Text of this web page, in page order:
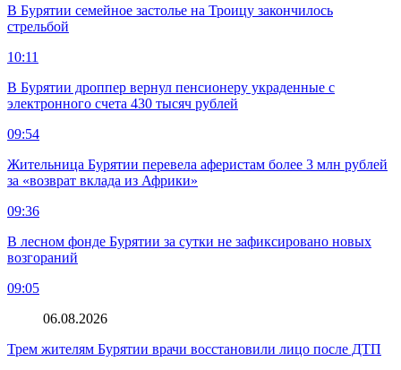
В Бурятии семейное застолье на Троицу закончилось
стрельбой
10:11
В Бурятии дроппер вернул пенсионеру украденные с
электронного счета 430 тысяч рублей
09:54
Жительница Бурятии перевела аферистам более 3 млн рублей
за «возврат вклада из Африки»
09:36
В лесном фонде Бурятии за сутки не зафиксировано новых
возгораний
09:05
06.08.2026
Трем жителям Бурятии врачи восстановили лицо после ДТП